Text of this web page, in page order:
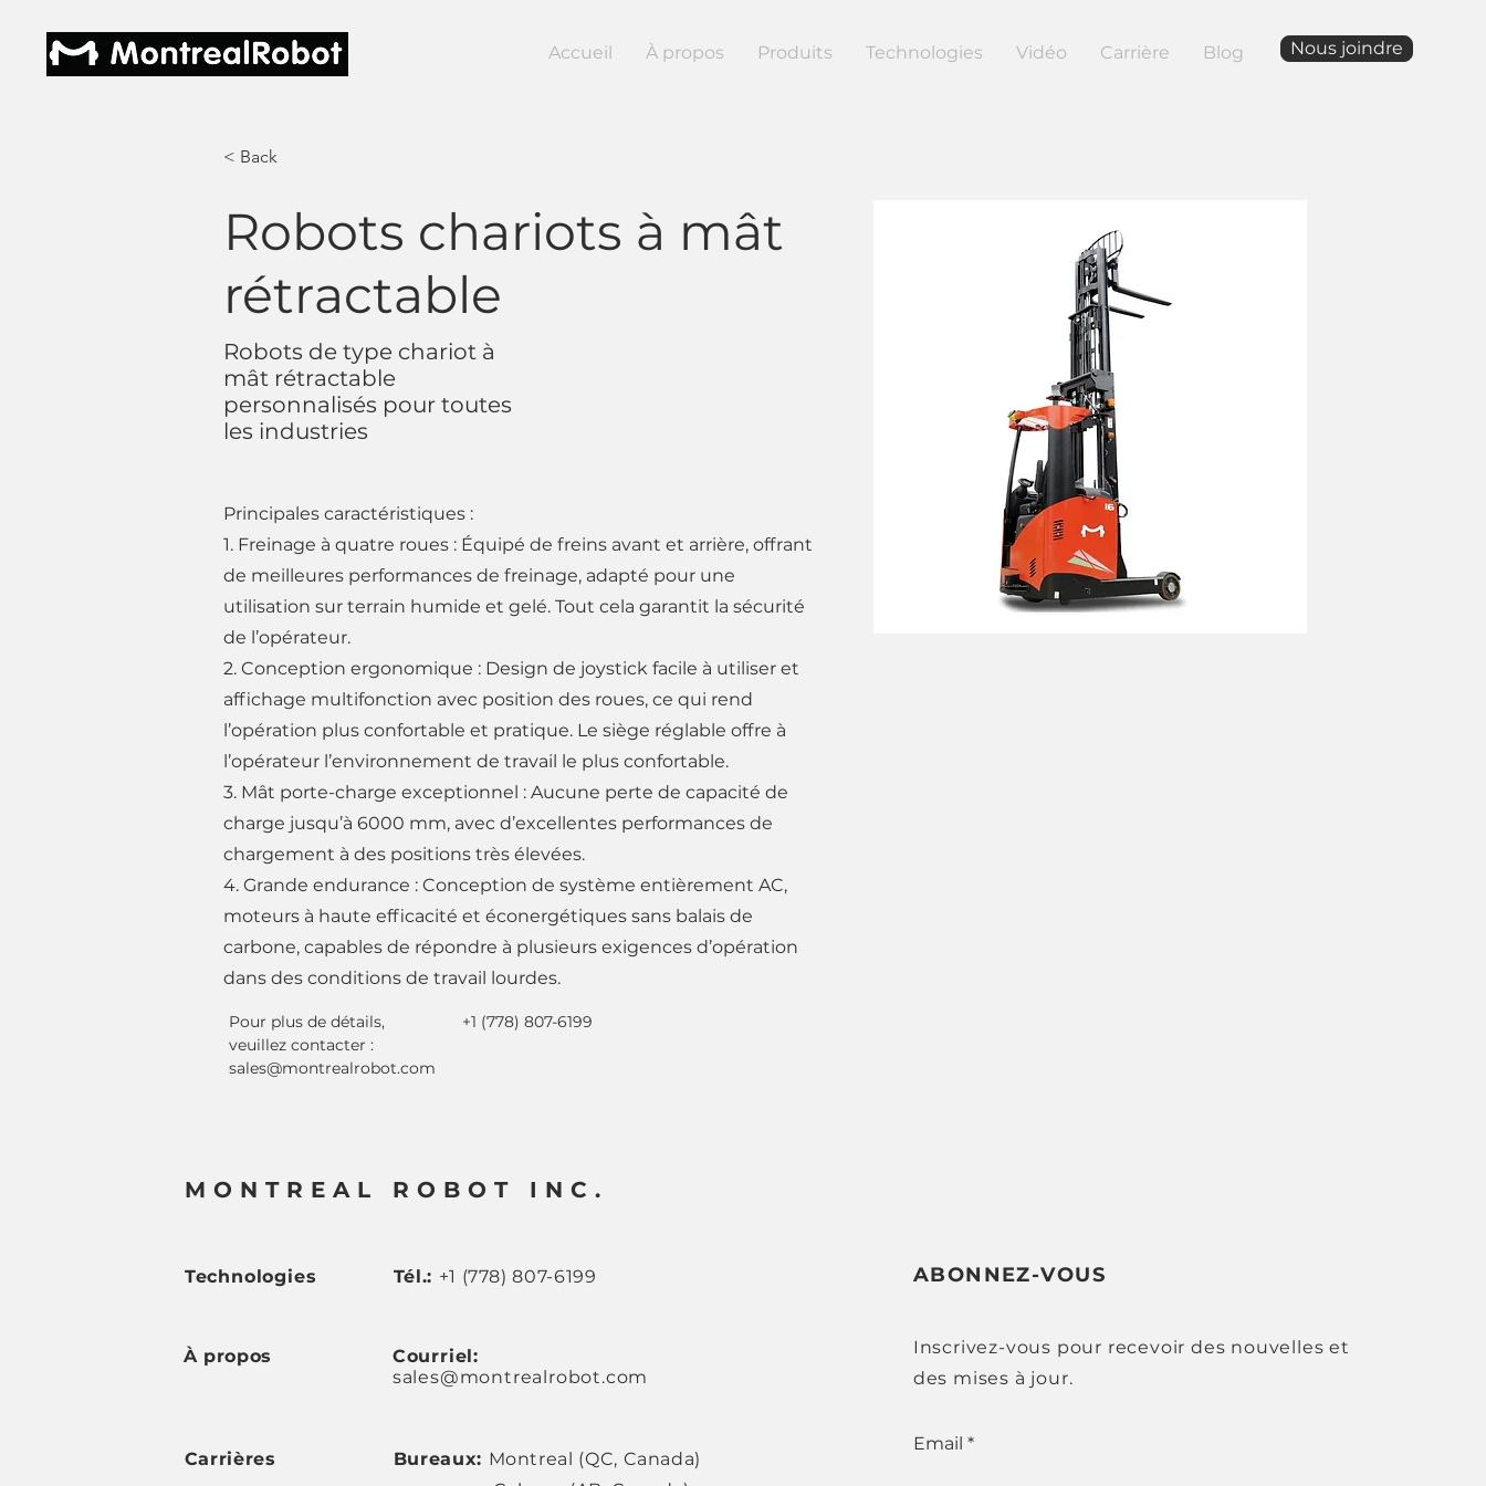
Accueil À propos Produits Technologies Vidéo Carrière Blog Nous joindre
< Back
Robots chariots à mât
rétractable
Robots de type chariot à
mât rétractable
personnalisés pour toutes
les industries
Principales caractéristiques :
1. Freinage à quatre roues : Équipé de freins avant et arrière, offrant
de meilleures performances de freinage, adapté pour une
utilisation sur terrain humide et gelé. Tout cela garantit la sécurité
de l’opérateur.
2. Conception ergonomique : Design de joystick facile à utiliser et
affichage multifonction avec position des roues, ce qui rend
l’opération plus confortable et pratique. Le siège réglable offre à
l’opérateur l’environnement de travail le plus confortable.
3. Mât porte-charge exceptionnel : Aucune perte de capacité de
charge jusqu’à 6000 mm, avec d’excellentes performances de
chargement à des positions très élevées.
4. Grande endurance : Conception de système entièrement AC,
moteurs à haute efficacité et éconergétiques sans balais de
carbone, capables de répondre à plusieurs exigences d’opération
dans des conditions de travail lourdes.
Pour plus de détails,
veuillez contacter :
sales@montrealrobot.com
+1 (778) 807-6199
MONTREAL ROBOT INC.
Technologies
À propos
Carrières
Tél.: +1 (778) 807-6199
Courriel:
sales@montrealrobot.com
Bureaux: Montreal (QC, Canada)
ABONNEZ-VOUS
Inscrivez-vous pour recevoir des nouvelles et
des mises à jour.
Email